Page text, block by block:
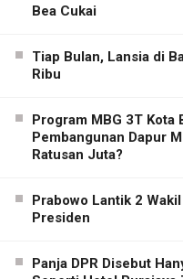
Bea Cukai
Tiap Bulan, Lansia di
Ribu
Program MBG 3T
Pembangunan Dapur
Ratusan Juta?
Prabowo Lantik 2
Presiden
Panja DPR Disebut